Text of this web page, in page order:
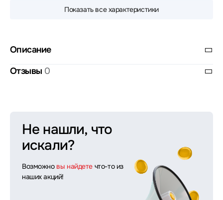
Показать все характеристики
Описание
Отзывы 0
Не нашли, что
искали?
Возможно вы найдете что-то из
наших акций!